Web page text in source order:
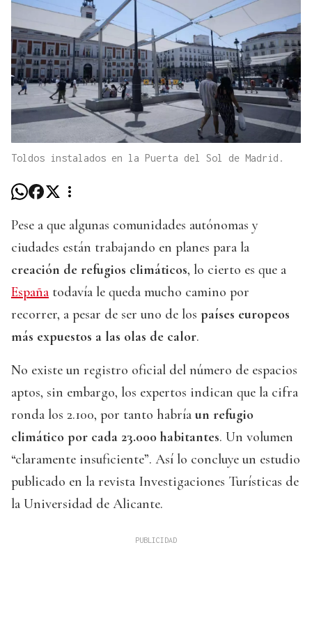
Toldos instalados en la Puerta del Sol de Madrid.
Pese a que algunas comunidades autónomas y
ciudades están trabajando en planes para la
creación de refugios climáticos, lo cierto es que a
España todavía le queda mucho camino por
recorrer, a pesar de ser uno de los países europeos
más expuestos a las olas de calor.
No existe un registro oficial del número de espacios
aptos, sin embargo, los expertos indican que la cifra
ronda los 2.100, por tanto habría un refugio
climático por cada 23.000 habitantes. Un volumen
“claramente insuficiente”. Así lo concluye un estudio
publicado en la revista Investigaciones Turísticas de
la Universidad de Alicante.